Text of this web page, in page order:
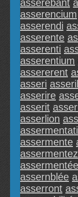
asserebant
asserencium
asserendi
asserente
asserenti
asserentium
assererent
asseri
asserire
asserit
asserlion
assermente
assermentez
assernblée
asserront